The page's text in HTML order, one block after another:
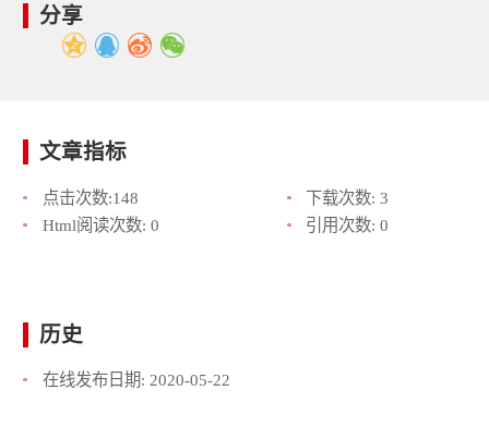
分享
文章指标
点击次数:148 下载次数: 3
Html阅读次数: 0 引用次数: 0
历史
在线发布日期: 2020-05-22